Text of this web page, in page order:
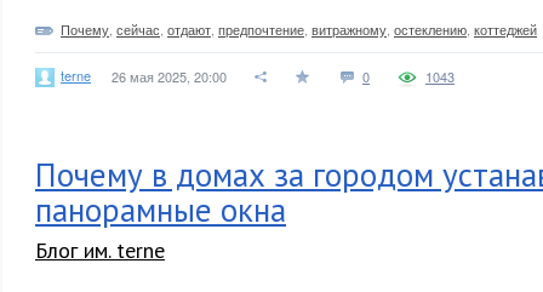
Почему сейчас отдают предпочтение витражному остеклению коттеджей
terne 26 мая 2025, 20:00 0 1043
Почему в домах за городом
панорамные окна
Блог им. terne